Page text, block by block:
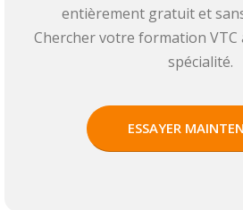
entièrement gratuit et
Chercher votre formation VTC
spécialité.
ESSAYER